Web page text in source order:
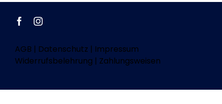
AGB | Datenschutz | Impressum
Widerrufsbelehrung | Zahlungsweisen